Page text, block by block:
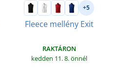
+5
Fleece mellény Exit
RAKTÁRON
kedden 11. 8.önnél